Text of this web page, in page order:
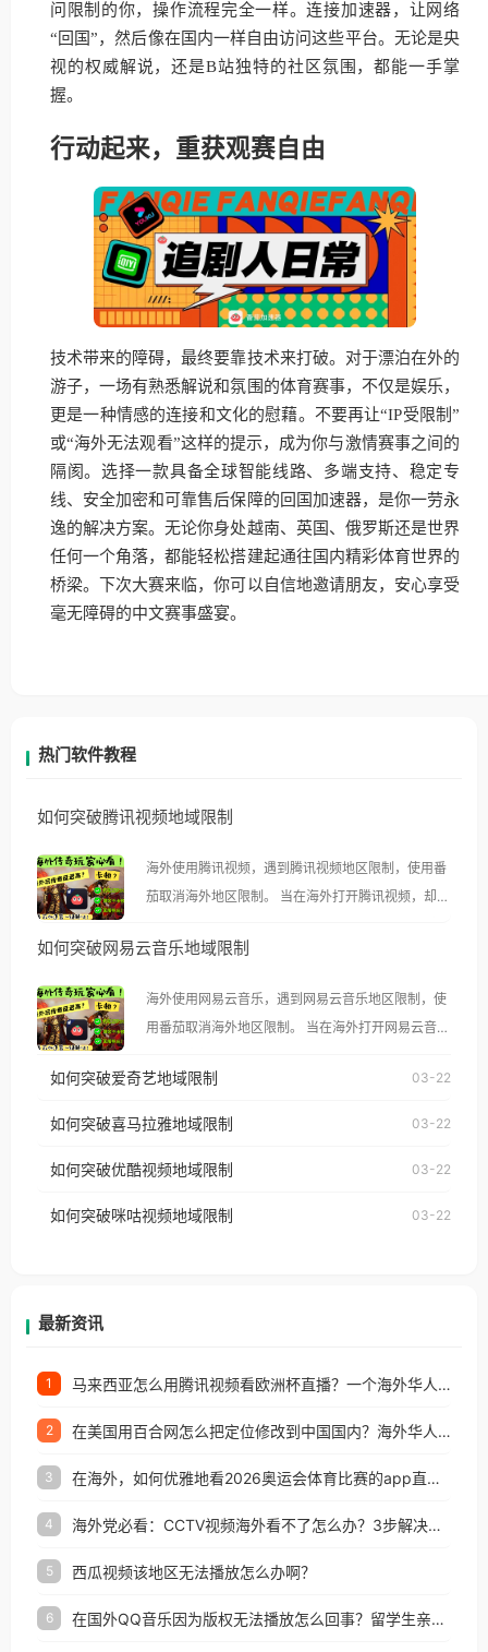
问限制的你，操作流程完全一样。连接加速器，让网络
“回国”，然后像在国内一样自由访问这些平台。无论是央
视的权威解说，还是B站独特的社区氛围，都能一手掌
握。
行动起来，重获观赛自由
技术带来的障碍，最终要靠技术来打破。对于漂泊在外的
游子，一场有熟悉解说和氛围的体育赛事，不仅是娱乐，
更是一种情感的连接和文化的慰藉。不要再让“IP受限制”
或“海外无法观看”这样的提示，成为你与激情赛事之间的
隔阂。选择一款具备全球智能线路、多端支持、稳定专
线、安全加密和可靠售后保障的回国加速器，是你一劳永
逸的解决方案。无论你身处越南、英国、俄罗斯还是世界
任何一个角落，都能轻松搭建起通往国内精彩体育世界的
桥梁。下次大赛来临，你可以自信地邀请朋友，安心享受
毫无障碍的中文赛事盛宴。
热门软件教程
如何突破腾讯视频地域限制
海外使用腾讯视频，遇到腾讯视频地区限制，使用番
茄取消海外地区限制。 当在海外打开腾讯视频，却突
示语。 海外用户如香港、澳门、台湾、美国、加拿
像其他音乐平台一样，出现地区及版权限制问题，且
仅能在中国大陆地区播放。 遇到这个问题的朋友们，
使用番茄回国加速器，即可解决「海外用户收听腾讯
台湾、美国、加拿大、澳大利亚、欧洲等国家和地区
权限制所困扰。
如何突破网易云音乐地域限制
海外使用网易云音乐，遇到网易云音乐地区限制，使
用番茄取消海外地区限制。 当在海外打开网易云音
播放”的提示语。 海外用户如香港、澳门、台湾、美
国、加拿大、澳大利亚、欧洲等国家和地区时，网易
制问题，且仅能在中国大陆地区播放。 遇到这个问题
户收听网易云音乐地区版权限制」的问题，无论人在
如何突破爱奇艺地域限制 03-22
如何突破喜马拉雅地域限制 03-22
如何突破优酷视频地域限制 03-22
如何突破咪咕视频地域限制 03-22
最新资讯
1 马来西亚怎么用腾讯视频看欧洲杯直播？一个海外华人的真实困扰与破解
2 在美国用百合网怎么把定位修改到中国国内？海外华人必备的回国加速指南
3 在海外，如何优雅地看2026奥运会体育比赛的app直播？
4 海外党必看：CCTV视频海外看不了怎么办？3步解决地区限制+追剧自由
5 西瓜视频该地区无法播放怎么办啊？
6 在国外QQ音乐因为版权无法播放怎么回事？留学生亲测有效的解决办法